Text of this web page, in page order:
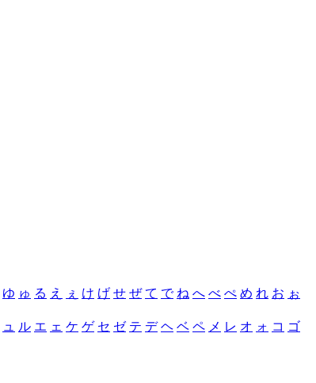
ゆ ゅ る え ぇ け げ せ ぜ て で ね へ べ ぺ め れ お ぉ
ュ ル エ ェ ケ ゲ セ ゼ テ デ ヘ ベ ペ メ レ オ ォ コ ゴ